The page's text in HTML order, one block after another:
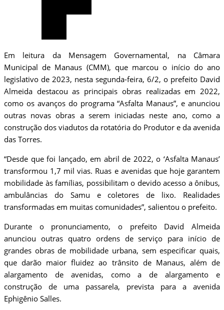
Em leitura da Mensagem Governamental, na Câmara
Municipal de Manaus (CMM), que marcou o início do ano
legislativo de 2023, nesta segunda-feira, 6/2, o prefeito David
Almeida destacou as principais obras realizadas em 2022,
como os avanços do programa “Asfalta Manaus”, e anunciou
outras novas obras a serem iniciadas neste ano, como a
construção dos viadutos da rotatória do Produtor e da avenida
das Torres.
“Desde que foi lançado, em abril de 2022, o ‘Asfalta Manaus’
transformou 1,7 mil vias. Ruas e avenidas que hoje garantem
mobilidade às famílias, possibilitam o devido acesso a ônibus,
ambulâncias do Samu e coletores de lixo. Realidades
transformadas em muitas comunidades”, salientou o prefeito.
Durante o pronunciamento, o prefeito David Almeida
anunciou outras quatro ordens de serviço para início de
grandes obras de mobilidade urbana, sem especificar quais,
que darão maior fluidez ao trânsito de Manaus, além de
alargamento de avenidas, como a de alargamento e
construção de uma passarela, prevista para a avenida
Ephigênio Salles.